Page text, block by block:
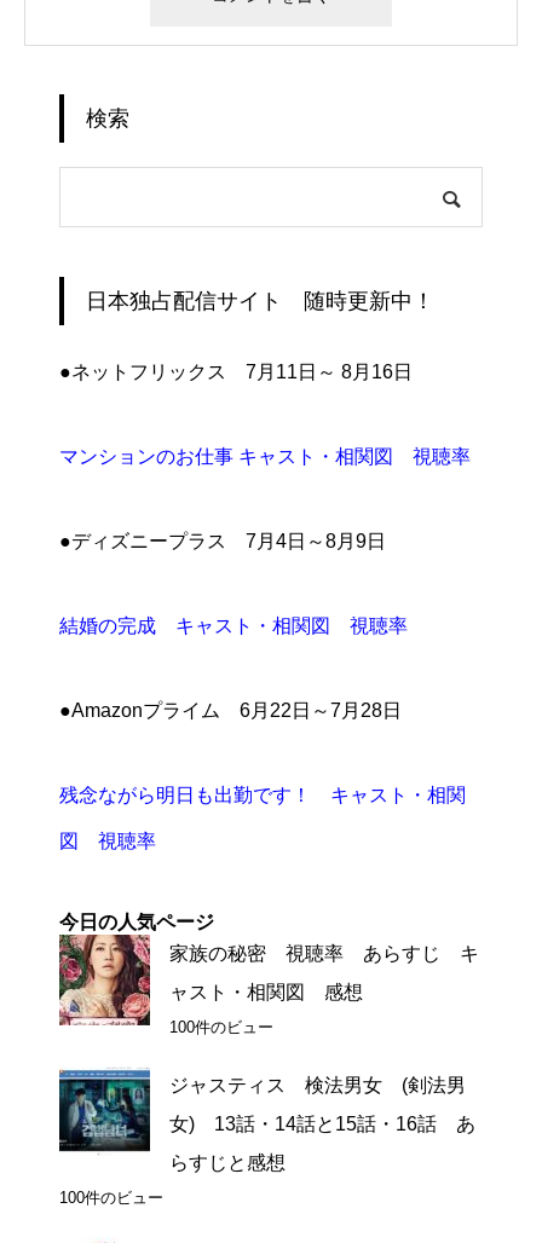
検索
日本独占配信サイト 随時更新中！
●ネットフリックス 7月11日～ 8月16日
マンションのお仕事 キャスト・相関図 視聴率
●ディズニープラス 7月4日～8月9日
結婚の完成 キャスト・相関図 視聴率
●Amazonプライム 6月22日～7月28日
残念ながら明日も出勤です！ キャスト・相関
図 視聴率
今日の人気ページ
家族の秘密 視聴率 あらすじ キ
ャスト・相関図 感想
100件のビュー
ジャスティス 検法男女 (剣法男
女) 13話・14話と15話・16話 あ
らすじと感想
100件のビュー